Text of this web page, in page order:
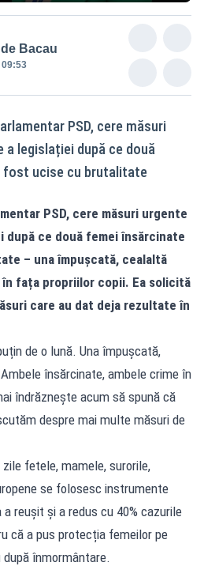
Bacau
09:53
PSD, cere măsuri
a legislației după ce două
fost ucise cu brutalitate
PSD, cere măsuri urgente
după ce două femei însărcinate
– una împușcată, cealaltă
fața propriilor copii. Ea solicită
care au dat deja rezultate în
de o lună. Una împușcată,
însărcinate, ambele crime în
îndrăznește acum să spună că
despre mai multe măsuri de
fetele, mamele, surorile,
se folosesc instrumente
reușit și a redus cu 40% cazurile
că a pus protecția femeilor pe
înmormântare.